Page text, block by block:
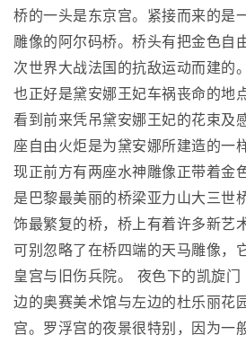
桥的一头是东京宫。紧接而来的是
雕像的阿尔码桥。桥头有把金色自
次世界大战法国的抗敌运动而建的
也正好是黛安娜王妃车祸丧命的地
看到前来凭吊黛安娜王妃的花束及
座自由火炬是为黛安娜所建造的一
现正前方有两座水神雕像正带着金
是巴黎最美丽的桥梁亚力山大三世
饰最繁复的桥，桥上有着许多新艺
可别忽略了在桥四端的天马雕像，
皇宫与旧伤兵院。 夜色下的凯旋
边的奥赛美术馆与左边的杜乐丽花
宫。罗浮宫的夜景很特别，因为一